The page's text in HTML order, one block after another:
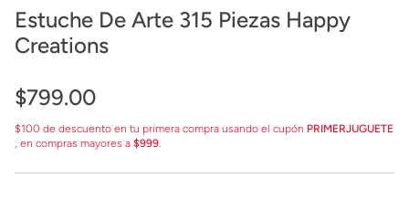
Estuche De Arte 315 Piezas Happy
Creations
$799.00
$100 de descuento en tu primera compra usando el cupón PRIMERJUGUETE
, en compras mayores a $999.